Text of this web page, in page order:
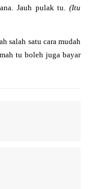
Jauh pulak tu. (Itu
salah satu cara mudah
tu boleh juga bayar